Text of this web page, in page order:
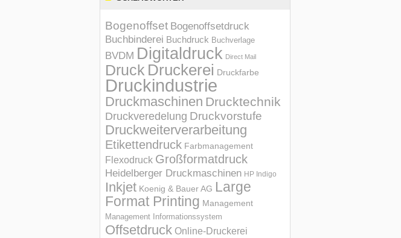
Bogenoffset Bogenoffsetdruck
Buchbinderei Buchdruck Buchverlage
BVDM Digitaldruck Direct Mail
Druck Druckerei Druckfarbe
Druckindustrie
Druckmaschinen Drucktechnik
Druckveredelung Druckvorstufe
Druckweiterverarbeitung
Etikettendruck Farbmanagement
Flexodruck Großformatdruck
Heidelberger Druckmaschinen HP Indigo
Inkjet Koenig & Bauer AG Large
Format Printing Management
Management Informations­system
Offsetdruck Online-Druckerei